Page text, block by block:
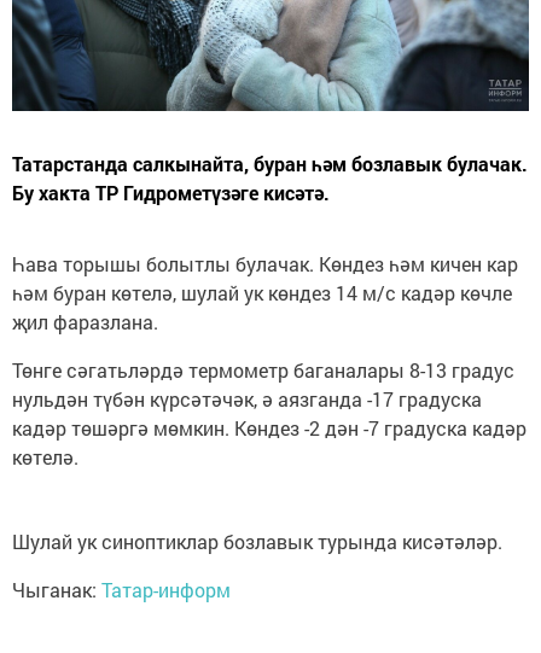
Татарстанда салкынайта, буран һәм бозлавык булачак.
Бу хакта ТР Гидрометүзәге кисәтә.
Һава торышы болытлы булачак. Көндез һәм кичен кар
һәм буран көтелә, шулай ук көндез 14 м/с кадәр көчле
җил фаразлана.
Төнге сәгатьләрдә термометр баганалары 8-13 градус
нульдән түбән күрсәтәчәк, ә аязганда -17 градуска
кадәр төшәргә мөмкин. Көндез -2 дән -7 градуска кадәр
көтелә.
Шулай ук синоптиклар бозлавык турында кисәтәләр.
Чыганак: Татар-информ